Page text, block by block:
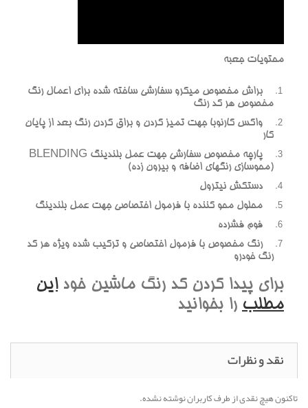
محتويات جعبه
براش مخصوص ميکرو سفارشي ساخته شده براي اعمال رنگ
مخصوص هر کد رنگ
واکس کارنوبا جهت تميز کردن و براق کردن رنگ بعد از پايان
کار
پارچه مخصوص سفارشي جهت عمل بلندينگ BLENDING
(محوسازي رنگهاي اضافه و بيرون زده)
دستکش نيترول
محلول محو کننده با فرمول اختصاصي جهت عمل بلندينگ
فوم فشرده
رنگ مخصوص با فرمول اختصاصي و ترکيب شده ويژه هر کد
رنگ خودرو
براي پيدا کردن کد رنگ ماشين خوداين
مطلب را بخوانيد
نقد و نظرات
تاکنون هیچ نقدی از طرف کاربران نوشته نشده.